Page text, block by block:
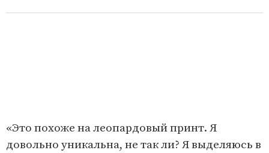
«Это похоже на леопардовый принт. Я
довольно уникальна, не так ли? Я выделяюсь в